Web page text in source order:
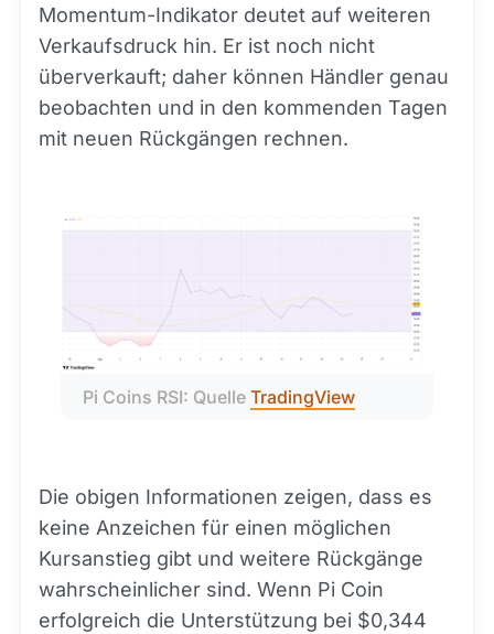
Momentum-Indikator deutet auf weiteren
Verkaufsdruck hin. Er ist noch nicht
überverkauft; daher können Händler genau
beobachten und in den kommenden Tagen
mit neuen Rückgängen rechnen.
Pi Coins RSI: Quelle TradingView
Die obigen Informationen zeigen, dass es
keine Anzeichen für einen möglichen
Kursanstieg gibt und weitere Rückgänge
wahrscheinlicher sind. Wenn Pi Coin
erfolgreich die Unterstützung bei $0,344